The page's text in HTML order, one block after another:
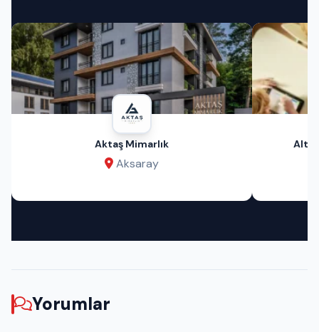
Aktaş Mimarlık
Aksaray
Yorumlar